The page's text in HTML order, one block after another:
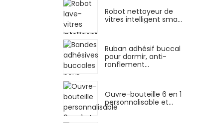
Robot nettoyeur de
vitres intelligent sma...
Ruban adhésif buccal
pour dormir, anti-
ronflement...
Ouvre-bouteille 6 en 1
personnalisable et...